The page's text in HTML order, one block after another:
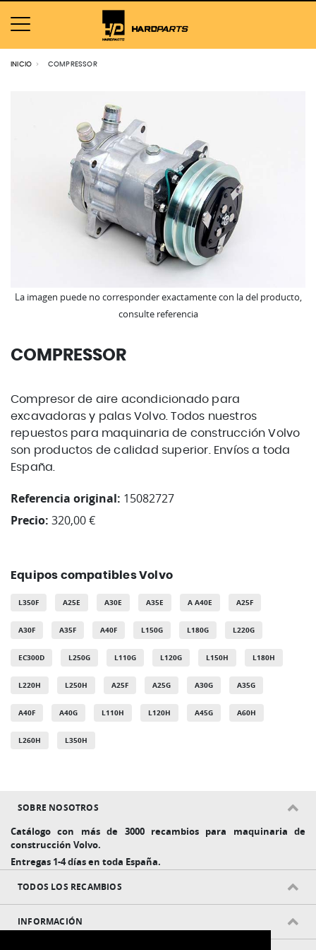
INICIO COMPRESSOR
COMPRESSOR
Compresor de aire acondicionado para
excavadoras y palas Volvo. Todos nuestros
repuestos para maquinaria de construcción Volvo
son productos de calidad superior. Envíos a toda
España.
Referencia original: 15082727
Precio: 320,00 €
Equipos compatibles Volvo
L350F A25E A30E A35E A A40E A25F
A30F A35F A40F L150G L180G L220G
EC300D L250G L110G L120G L150H L180H
L220H L250H A25F A25G A30G A35G
A40F A40G L110H L120H A45G A60H
L260H L350H
La imagen puede no corresponder exactamente con la del producto,
consulte referencia
SOBRE NOSOTROS
Catálogo con más de 3000 recambios para maquinaria de
construcción Volvo.
Entregas 1-4 días en toda España.
TODOS LOS RECAMBIOS
INFORMACIÓN